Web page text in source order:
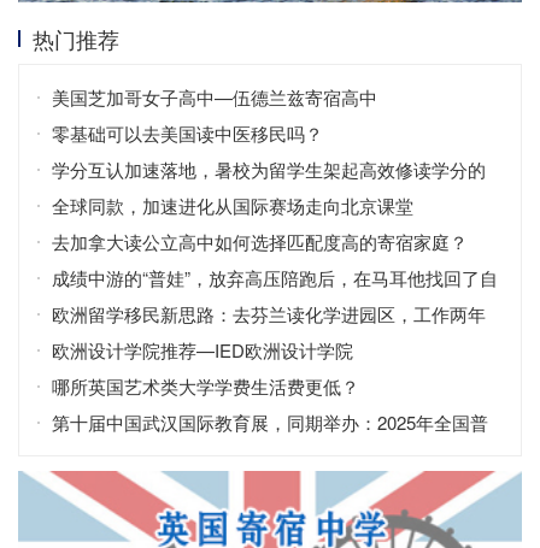
热门推荐
美国芝加哥女子高中—伍德兰兹寄宿高中
零基础可以去美国读中医移民吗？
学分互认加速落地，暑校为留学生架起高效修读学分的
桥梁
全球同款，加速进化从国际赛场走向北京课堂
去加拿大读公立高中如何选择匹配度高的寄宿家庭？
成绩中游的“普娃”，放弃高压陪跑后，在马耳他找回了自
信！
欧洲留学移民新思路：去芬兰读化学进园区，工作两年
拿永居？
欧洲设计学院推荐—IED欧洲设计学院
哪所英国艺术类大学学费生活费更低？
第十届中国武汉国际教育展，同期举办：2025年全国普